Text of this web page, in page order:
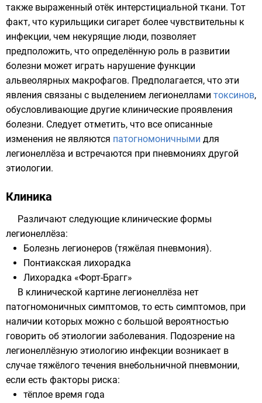
также выраженный отёк интерстициальной ткани. Тот
факт, что курильщики сигарет более чувствительны к
инфекции, чем некурящие люди, позволяет
предположить, что определённую роль в развитии
болезни может играть нарушение функции
альвеолярных макрофагов. Предполагается, что эти
явления связаны с выделением легионеллами токсинов,
обусловливающие другие клинические проявления
болезни. Следует отметить, что все описанные
изменения не являются патогномоничными для
легионеллёза и встречаются при пневмониях другой
этиологии.
Клиника
Различают следующие клинические формы
легионеллёза:
Болезнь легионеров (тяжёлая пневмония).
Понтиакская лихорадка
Лихорадка «Форт-Брагг»
В клинической картине легионеллёза нет
патогномоничных симптомов, то есть симптомов, при
наличии которых можно с большой вероятностью
говорить об этиологии заболевания. Подозрение на
легионеллёзную этиологию инфекции возникает в
случае тяжёлого течения внебольничной пневмонии,
если есть факторы риска:
тёплое время года